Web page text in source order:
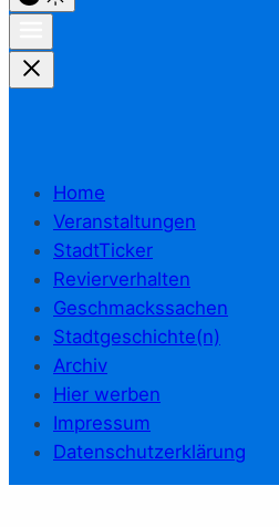
Home
Veranstaltungen
StadtTicker
Revierverhalten
Geschmackssachen
Stadtgeschichte(n)
Archiv
Hier werben
Impressum
Datenschutzerklärung